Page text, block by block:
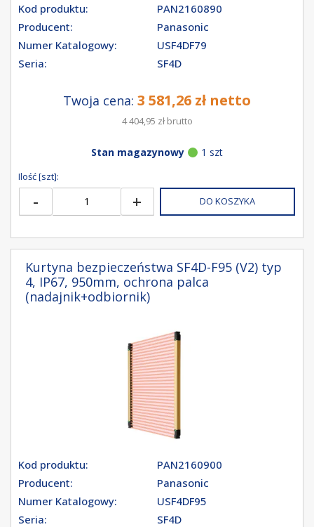
Kod produktu:
PAN2160890
Producent:
Panasonic
Numer Katalogowy:
USF4DF79
Seria:
SF4D
Twoja cena: 3 581,26 zł netto
4 404,95 zł brutto
Stan magazynowy 1 szt
Ilość [szt]:
- + DO KOSZYKA
Kurtyna bezpieczeństwa SF4D-F95 (V2) typ
4, IP67, 950mm, ochrona palca
(nadajnik+odbiornik)
Kod produktu:
PAN2160900
Producent:
Panasonic
Numer Katalogowy:
USF4DF95
Seria:
SF4D